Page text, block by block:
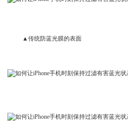
▲传统防蓝光膜的表面